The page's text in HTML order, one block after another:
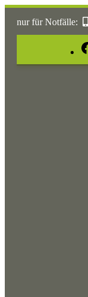
nur für Notfälle: